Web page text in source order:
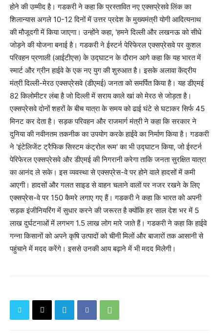
होने की उम्मीद है। गडकरी ने कहा कि प्रस्तावित नए एक्सप्रेसवे लिंक का
शिलान्यास अगले 10-12 दिनों में उत्तर प्रदेश के मुख्यमंत्री योगी आदित्यनाथ
की मौजूदगी में किया जाएगा। उन्होंने कहा, 'हमने दिल्ली और लखनऊ को सीधे
जोड़ने की योजना बनाई है। गडकरी ने ईस्टर्न पेरिफेरल एक्सप्रेसवे पर कुशल
परिवहन प्रणाली (आईटीएस) के उद्घाटन के दौरान आगे कहा कि यह भारत में
स्मार्ट और ग्रीन हाईवे के एक नए युग की शुरुआत है। इसके अलावा केंद्रीय
मंत्री दिल्ली-मेरठ एक्सप्रेसवे (डीएमई) जनता को समर्पित किया है। यह डीएमई
82 किलोमीटर लंबा है जो दिल्ली में सराय काले खां को मेरठ से जोड़ता है।
एक्सप्रेसवे दोनों शहरों के बीच यात्रा के समय को ढाई घंटे से घटाकर सिर्फ 45
मिनट कर देता है। सड़क परिवहन और राजमार्ग मंत्री ने कहा कि सरकार ने
दुनिया की नवीनतम तकनीक का उपयोग करके हाईवे का निर्माण किया है। गडकरी
ने 'इंटेलिजेंट ट्रैफिक सिस्टम कंट्रोल रूम' का भी उद्घाटन किया, जो ईस्टर्न
पेरिफेरल एक्सप्रेसवे और डीएमई की निगरानी करेगा ताकि जनता सुरक्षित यात्रा
का आनंद ले सके। इस व्यवस्था से एक्सप्रेस-वे पर होने वाले हादसों में कमी
आएगी। हादसों और गलत साइड से वाहन चलाने वालों पर नजर रखने के लिए
एक्सप्रेस-वे पर 150 कैमरे लगाए गए हैं। गडकरी ने कहा कि भारत को अपनी
सड़क इंजीनियरिंग में सुधार करने की जरूरत है क्योंकि हर साल देश भर में 5
लाख दुर्घटनाओं में लगभग 1.5 लाख लोग मारे जाते हैं। गडकरी ने कहा कि हाईवे
गन्ना किसानों को अपने कृषि उत्पादों को चीनी मिलों और बाजारों तक आसानी से
पहुंचाने में मदद करेंगे। इससे उनकी आय बढ़ाने में भी मदद मिलेगी।